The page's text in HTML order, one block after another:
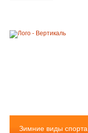
Зимние виды спорта